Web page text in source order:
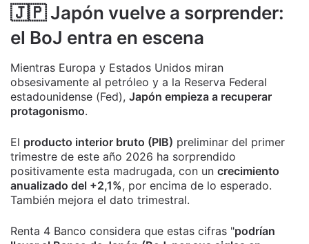
🇯🇵 Japón vuelve a sorprender:
el BoJ entra en escena
Mientras Europa y Estados Unidos miran
obsesivamente al petróleo y a la Reserva Federal
estadounidense (Fed), Japón empieza a recuperar
protagonismo.
El producto interior bruto (PIB) preliminar del primer
trimestre de este año 2026 ha sorprendido
positivamente esta madrugada, con un crecimiento
anualizado del +2,1%, por encima de lo esperado.
También mejora el dato trimestral.
Renta 4 Banco considera que estas cifras "podrían